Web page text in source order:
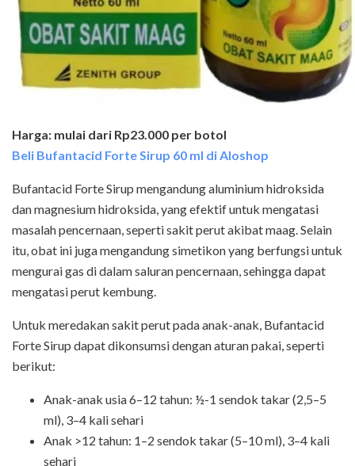
Harga: mulai dari Rp23.000 per botol
Beli Bufantacid Forte Sirup 60 ml di Aloshop
Bufantacid Forte Sirup mengandung aluminium hidroksida
dan magnesium hidroksida, yang efektif untuk mengatasi
masalah pencernaan, seperti sakit perut akibat maag. Selain
itu, obat ini juga mengandung simetikon yang berfungsi untuk
mengurai gas di dalam saluran pencernaan, sehingga dapat
mengatasi perut kembung.
Untuk meredakan sakit perut pada anak-anak, Bufantacid
Forte Sirup dapat dikonsumsi dengan aturan pakai, seperti
berikut:
Anak-anak usia 6–12 tahun: ½-1 sendok takar (2,5–5
ml), 3–4 kali sehari
Anak >12 tahun: 1–2 sendok takar (5–10 ml), 3–4 kali
sehari